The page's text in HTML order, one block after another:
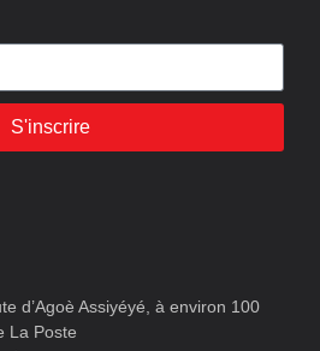
S'inscrire
d’Agoè Assiyéyé, à environ 100
La Poste